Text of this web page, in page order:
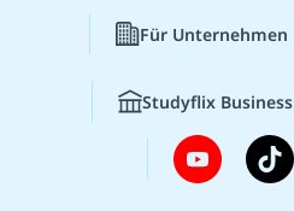
Für Unternehmen
Studyflix Business